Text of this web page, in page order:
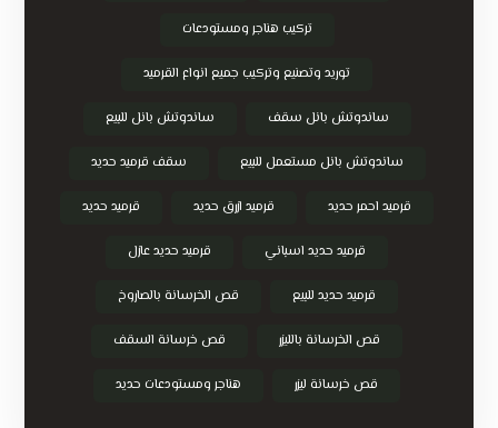
تركيب هناجر ومستودعات
توريد وتصنيع وتركيب جميع انواع القرميد
ساندوتش بانل سقف ساندوتش بانل للبيع
ساندوتش بانل مستعمل للبيع سقف قرميد حديد
قرميد احمر حديد قرميد ازرق حديد قرميد حديد
قرميد حديد اسباني قرميد حديد عازل
قرميد حديد للبيع قص الخرسانة بالصاروخ
قص الخرسانة بالليزر قص خرسانة السقف
قص خرسانة ليزر هناجر ومستودعات حديد